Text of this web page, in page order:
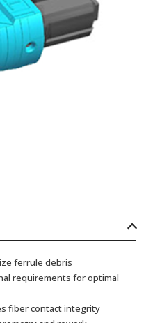
ferrule debris
requirements for optimal
fiber contact integrity